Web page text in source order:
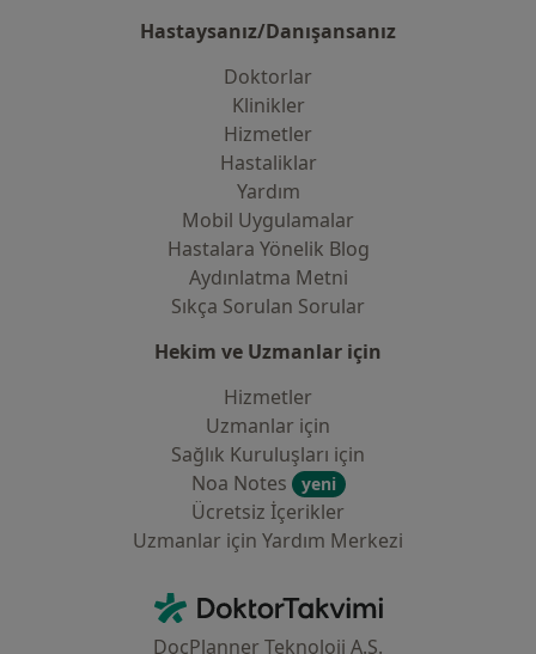
Hastaysanız/Danışansanız
Doktorlar
Klinikler
Hizmetler
Hastaliklar
Yardım
Mobil Uygulamalar
Hastalara Yönelik Blog
Aydınlatma Metni
Sıkça Sorulan Sorular
Hekim ve Uzmanlar için
Hizmetler
Uzmanlar için
Sağlık Kuruluşları için
Noa Notes
yeni
Ücretsiz İçerikler
Uzmanlar için Yardım Merkezi
DoktorTakvimi - Ana Sayfa
DocPlanner Teknoloji A.Ş.